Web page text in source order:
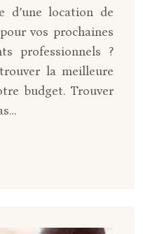
d’une location de
vos prochaines
professionnels ?
la meilleure
budget. Trouver